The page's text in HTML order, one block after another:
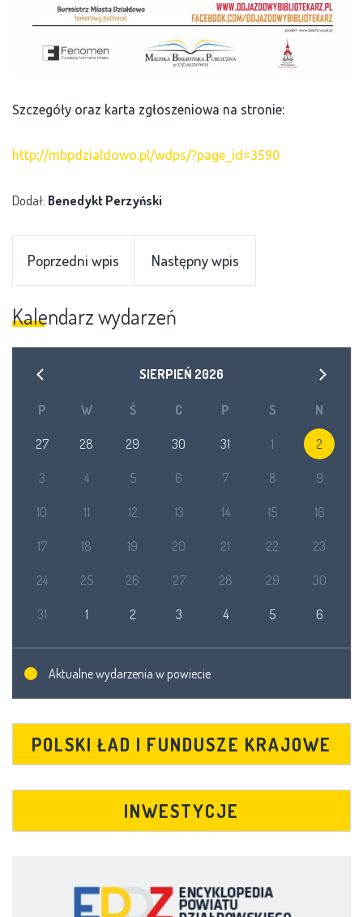
Szczegóły oraz karta zgłoszeniowa na stronie:
http://mbpdzialdowo.pl/wdps/?page_id=3590
Dodał: Benedykt Perzyński
Poprzedni wpis Następny wpis
Kalendarz wydarzeń
SIERPIEŃ 2026
P W Ś C P S N
27 28 29 30 31 1 2
3 4 5 6 7 8 9
10 11 12 13 14 15 16
17 18 19 20 21 22 23
24 25 26 27 28 29 30
31 1 2 3 4 5 6
Aktualne wydarzenia w powiecie
POLSKI ŁAD I FUNDUSZE KRAJOWE
INWESTYCJE